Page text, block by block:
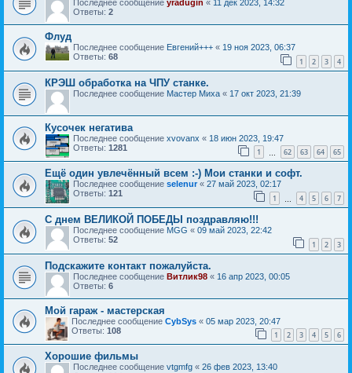
Последнее сообщение yradugin « 11 дек 2023, 14:32
Ответы: 2
Флуд
Последнее сообщение Евгений+++ « 19 ноя 2023, 06:37
Ответы: 68 1 2 3 4
КРЭШ обработка на ЧПУ станке.
Последнее сообщение Мастер Миха « 17 окт 2023, 21:39
Кусочек негатива
Последнее сообщение xvovanx « 18 июн 2023, 19:47
Ответы: 1281 1 62 63 64 65
Ещё один увлечённый всем :-) Мои станки и софт.
Последнее сообщение selenur « 27 май 2023, 02:17
Ответы: 121 1 4 5 6 7
С днем ВЕЛИКОЙ ПОБЕДЫ поздравляю!!!
Последнее сообщение MGG « 09 май 2023, 22:42
Ответы: 52 1 2 3
Подскажите контакт пожалуйста.
Последнее сообщение Витлик98 « 16 апр 2023, 00:05
Ответы: 6
Мой гараж - мастерская
Последнее сообщение CybSys « 05 мар 2023, 20:47
Ответы: 108 1 2 3 4 5 6
Хорошие фильмы
Последнее сообщение vtgmfg « 26 фев 2023, 13:40